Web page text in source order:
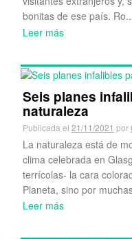
bonitas de ese país.
Leer más
Seis planes
naturaleza
Publicada el 21/11/2021 por
La naturaleza está de
clima celebrada en
terrícolas- la cara
Planeta, sino por
Leer más